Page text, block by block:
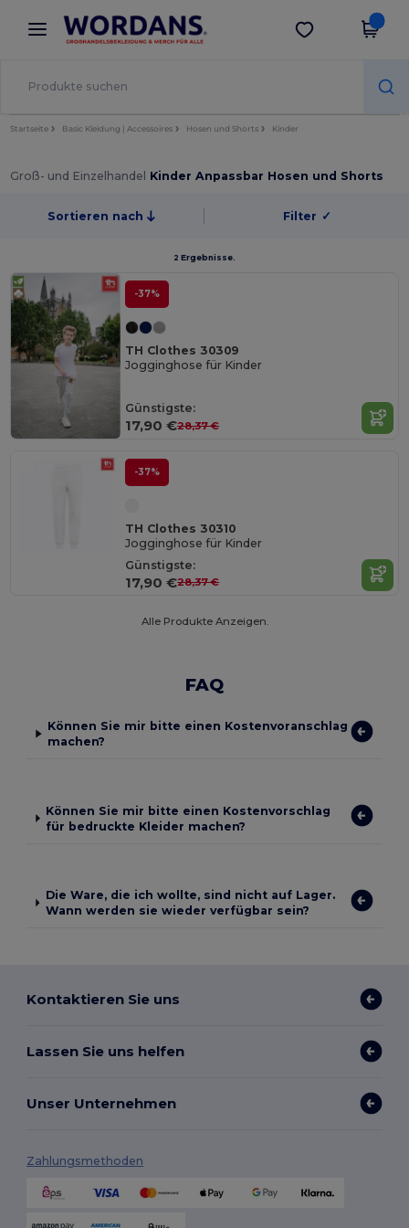
× Wordans App
Bessere Preise in der App!
App holen
Startseite Basic Kleidung | Accessoires Hosen und Shorts Kinder
Groß- und Einzelhandel Kinder Anpassbar Hosen und Shorts
Sortieren nach Filter ✓
2 Ergebnisse.
-37%
TH Clothes 30309
Jogginghose für Kinder
Günstigste:
17,90 €28,37 €
-37%
TH Clothes 30310
Jogginghose für Kinder
Günstigste:
17,90 €28,37 €
Alle Produkte Anzeigen.
FAQ
Können Sie mir bitte einen Kostenvoranschlag
machen?
Können Sie mir bitte einen Kostenvorschlag
für bedruckte Kleider machen?
Die Ware, die ich wollte, sind nicht auf Lager.
Wann werden sie wieder verfügbar sein?
Kontaktieren Sie uns
Lassen Sie uns helfen
Unser Unternehmen
Zahlungsmethoden